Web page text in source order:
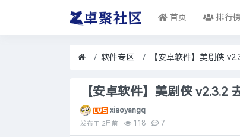
首页 排行榜
软件专区
【安卓软件】美剧侠 v2.3.2
xiaoyangq
发布于 2月前 118 7